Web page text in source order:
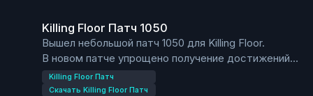
Killing Floor Патч 1050
Вышел небольшой патч 1050 для Killing Floor.
В новом патче упрощено получение достижений
летнего ивента.
Теперь получить ачивки и разблокировать
Killing Floor Патч
Скачать Killing Floor Патч